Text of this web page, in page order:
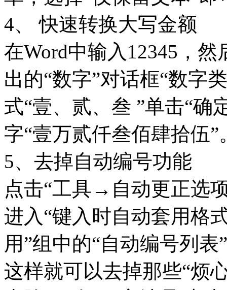
4、 快速转换大写金额
在Word中输入12345，
出的“数字”对话框“数字
式“壹、贰、叁 ”单击“确
字“壹万贰仟叁佰肆拾伍”
5、去掉自动编号功能
点击“工具→自动更正选
进入“键入时自动套用格
用”组中的“自动编号列
这样就可以去掉那些“烦